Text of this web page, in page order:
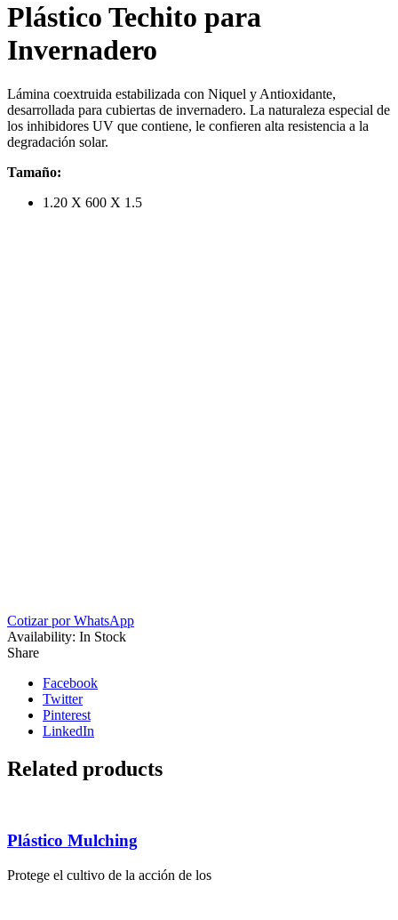
Plástico Techito para
Invernadero
Lámina coextruida estabilizada con Niquel y Antioxidante,
desarrollada para cubiertas de invernadero. La naturaleza especial de
los inhibidores UV que contiene, le confieren alta resistencia a la
degradación solar.
Tamaño:
1.20 X 600 X 1.5
Cotizar por WhatsApp
Availability: In Stock
Share
Facebook
Twitter
Pinterest
LinkedIn
Related products
Plástico Mulching
Protege el cultivo de la acción de los